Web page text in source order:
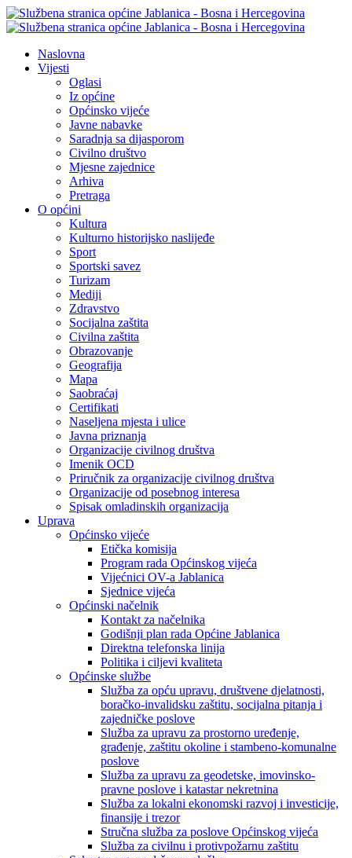
Naslovna
Vijesti
Oglasi
Iz općine
Općinsko vijeće
Javne nabavke
Saradnja sa dijasporom
Civilno društvo
Mjesne zajednice
Arhiva
Pretraga
O općini
Kultura
Kulturno historijsko naslijeđe
Sport
Sportski savez
Turizam
Mediji
Zdravstvo
Socijalna zaštita
Civilna zaštita
Obrazovanje
Geografija
Mapa
Saobraćaj
Certifikati
Naseljena mjesta i ulice
Javna priznanja
Organizacije civilnog društva
Imenik OCD
Priručnik za organizacije civilnog društva
Organizacije od posebnog interesa
Spisak omladinskih organizacija
Uprava
Općinsko vijeće
Etička komisija
Program rada Općinskog vijeća
Vijećnici OV-a Jablanica
Sjednice vijeća
Općinski načelnik
Kontakt za načelnika
Godišnji plan rada Općine Jablanica
Direktna telefonska linija
Politika i ciljevi kvaliteta
Općinske službe
Služba za opću upravu, društvene djelatnosti,
boračko-invalidsku zaštitu, socijalna pitanja i
zajedničke poslove
Služba za upravu za prostorno uređenje,
građenje, zaštitu okoline i stambeno-komunalne
poslove
Služba za upravu za geodetske, imovinsko-
pravne poslove i katastar nekretnina
Služba za lokalni ekonomski razvoj i investicije,
finansije i trezor
Stručna služba za poslove Općinskog vijeća
Služba za civilnu i protivpožarnu zaštitu